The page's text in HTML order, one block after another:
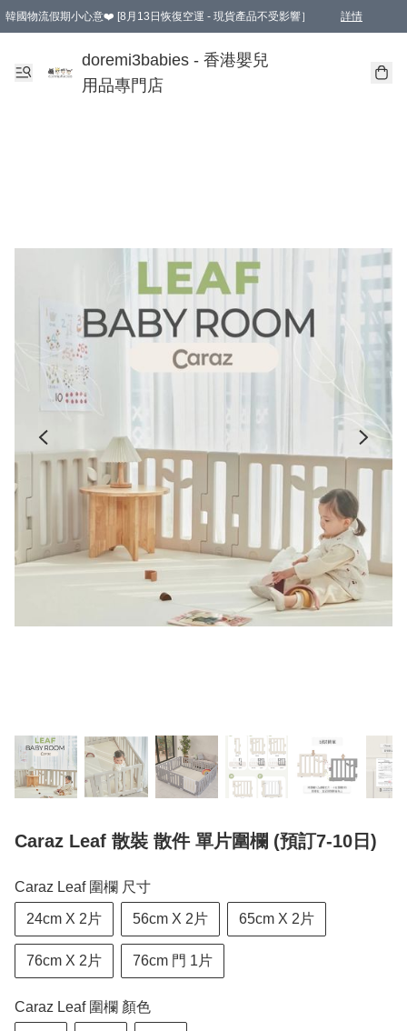
韓國物流假期小心意❤️ [8月13日恢復空運 - 現貨產品不受影響］ 詳情
新會員首張訂單滿$600即享9折優惠！(部份超優惠產品 & 品牌指定價除外)
doremi3babies - 香港嬰兒
用品專門店
Caraz Leaf 散裝 散件 單片圍欄 (預訂7-10日)
Caraz Leaf 圍欄 尺寸
24cm X 2片 56cm X 2片 65cm X 2片
76cm X 2片 76cm 門 1片
Caraz Leaf 圍欄 顏色